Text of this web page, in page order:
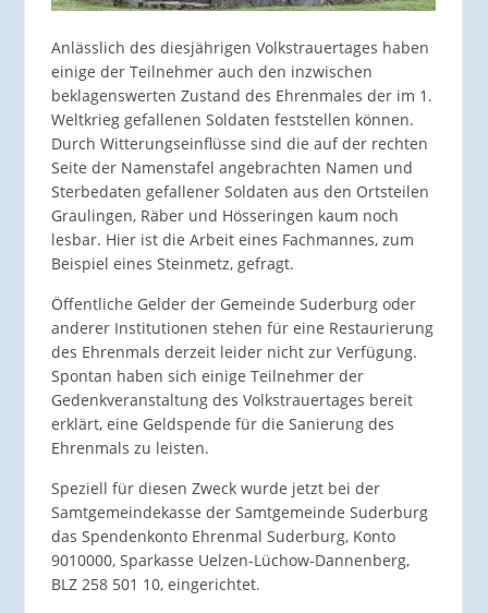
Anlässlich des diesjährigen Volkstrauertages haben
einige der Teilnehmer auch den inzwischen
beklagenswerten Zustand des Ehrenmales der im 1.
Weltkrieg gefallenen Soldaten feststellen können.
Durch Witterungseinflüsse sind die auf der rechten
Seite der Namenstafel angebrachten Namen und
Sterbedaten gefallener Soldaten aus den Ortsteilen
Graulingen, Räber und Hösseringen kaum noch
lesbar. Hier ist die Arbeit eines Fachmannes, zum
Beispiel eines Steinmetz, gefragt.
Öffentliche Gelder der Gemeinde Suderburg oder
anderer Institutionen stehen für eine Restaurierung
des Ehrenmals derzeit leider nicht zur Verfügung.
Spontan haben sich einige Teilnehmer der
Gedenkveranstaltung des Volkstrauertages bereit
erklärt, eine Geldspende für die Sanierung des
Ehrenmals zu leisten.
Speziell für diesen Zweck wurde jetzt bei der
Samtgemeindekasse der Samtgemeinde Suderburg
das Spendenkonto Ehrenmal Suderburg, Konto
9010000, Sparkasse Uelzen-Lüchow-Dannenberg,
BLZ 258 501 10, eingerichtet.